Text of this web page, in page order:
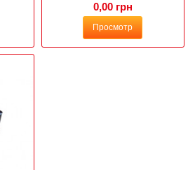
0,00 грн
Просмотр